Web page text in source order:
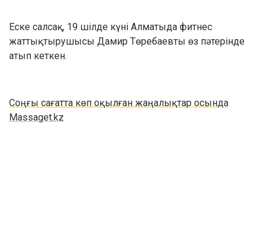
Еске салсақ, 19 шілде күні Алматыда фитнес
жаттықтырушысы Дамир Төребаевты өз пәтерінде
атып кеткен.
Соңғы сағатта көп оқылған жаңалықтар осында
Massaget.kz